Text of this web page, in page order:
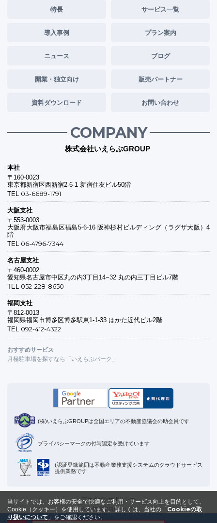
特長 サービス一覧
導入事例 プラン案内
ニュース ブログ
開業・独立向け 販売パートナー
資料ダウンロード お問い合わせ
COMPANY
株式会社いえらぶGROUP
本社
〒160-0023
東京都新宿区西新宿2-6-1 新宿住友ビル50階
TEL 03-6689-1791
大阪支社
〒553-0003
大阪府大阪市福島区福島5-6-16 阪神杉村ビルディング（ラグザ大阪）4
階
TEL 06-4796-7344
名古屋支社
〒460-0002
愛知県名古屋市中区丸の内3丁目14−32 丸の内三丁目ビル7階
TEL 052-228-8650
福岡支社
〒812-0013
福岡県福岡市博多区博多駅東1-1-33 はかた近代ビル2階
TEL 092-412-4322
おすすめサービス
月極駐車場を探すなら「いえらぶパーク」
(株)いえらぶGROUPは全国エリアの不動産協議会の助会員です
プライバシーマークの付与認定を受けています
(認証登録範囲は不動産業務支援システムのクラウドサービス
提供業務です
プライバシーポリシー
個人情報取扱について
Cookieの取り扱いについて
当サイトでは、お客様の安全で快適なご利用・サービス向上を目的として、
Cookie（クッキー）を使用しています。 詳しくは、当社の「 Cookieの取
り扱いについて 」をご確認ください。